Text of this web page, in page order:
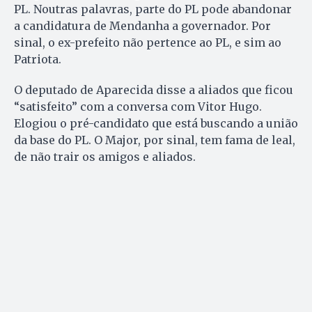
PL. Noutras palavras, parte do PL pode abandonar
a candidatura de Mendanha a governador. Por
sinal, o ex-prefeito não pertence ao PL, e sim ao
Patriota.
O deputado de Aparecida disse a aliados que ficou
“satisfeito” com a conversa com Vitor Hugo.
Elogiou o pré-candidato que está buscando a união
da base do PL. O Major, por sinal, tem fama de leal,
de não trair os amigos e aliados.